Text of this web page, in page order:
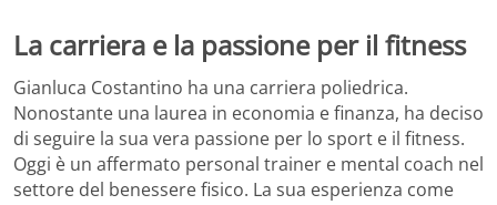
La carriera e la passione per il fitness
Gianluca Costantino ha una carriera poliedrica.
Nonostante una laurea in economia e finanza, ha deciso
di seguire la sua vera passione per lo sport e il fitness.
Oggi è un affermato personal trainer e mental coach nel
settore del benessere fisico. La sua esperienza come